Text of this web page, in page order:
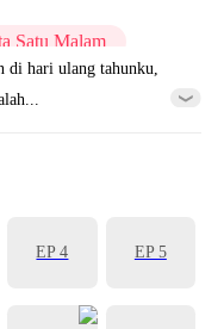
Satu Malam
di hari ulang tahunku,
EP 4 EP 5